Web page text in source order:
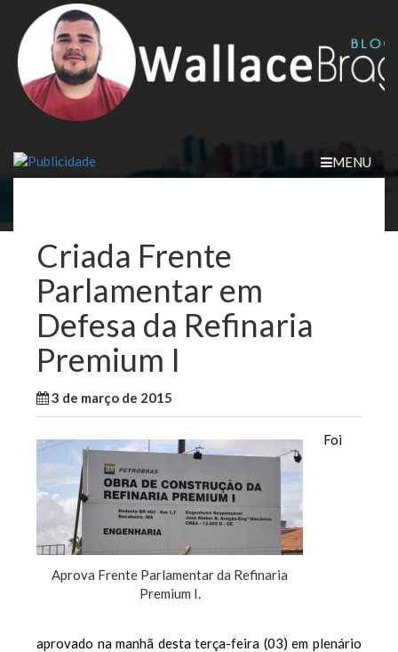
content
MENU
Criada Frente
Parlamentar em
Defesa da Refinaria
Premium I
3 de março de 2015
Aprova Frente Parlamentar da Refinaria
Premium I.
Foi
aprovado na manhã desta terça-feira (03) em plenário